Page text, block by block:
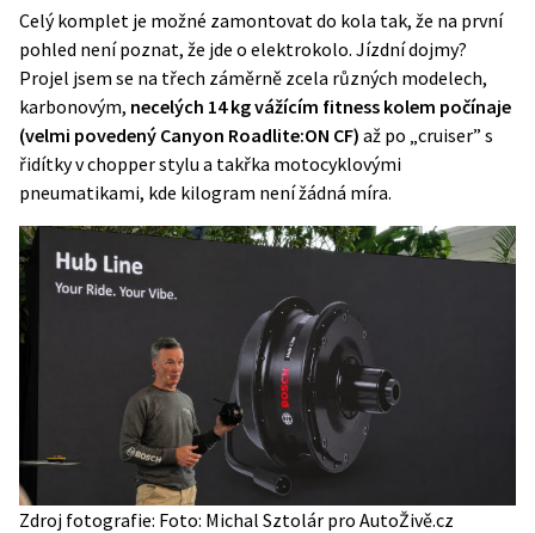
Celý komplet je možné zamontovat do kola tak, že na první
pohled není poznat, že jde o elektrokolo. Jízdní dojmy?
Projel jsem se na třech záměrně zcela různých modelech,
karbonovým, necelých 14 kg vážícím fitness kolem počínaje
(velmi povedený Canyon Roadlite:ON CF) až po „cruiser” s
řidítky v chopper stylu a takřka motocyklovými
pneumatikami, kde kilogram není žádná míra.
Zdroj fotografie: Foto: Michal Sztolár pro AutoŽivě.cz